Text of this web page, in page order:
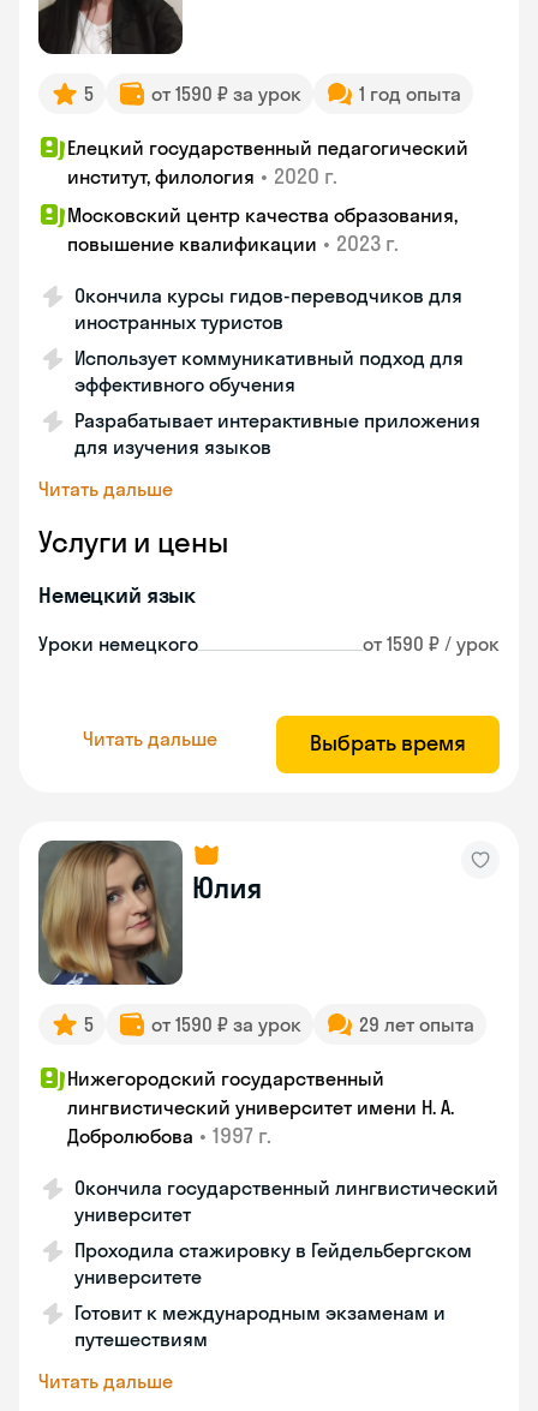
5 от 1590 ₽ за урок 1 год опыта
Елецкий государственный педагогический
институт, филология • 2020 г.
Московский центр качества образования,
повышение квалификации • 2023 г.
Окончила курсы гидов-переводчиков для
иностранных туристов
Использует коммуникативный подход для
эффективного обучения
Разрабатывает интерактивные приложения
для изучения языков
Читать дальше
Услуги и цены
Немецкий язык
Уроки немецкого от 1590 ₽ / урок
Читать дальше Выбрать время
Юлия
5 от 1590 ₽ за урок 29 лет опыта
Нижегородский государственный
лингвистический университет имени Н. А.
Добролюбова • 1997 г.
Окончила государственный лингвистический
университет
Проходила стажировку в Гейдельбергском
университете
Готовит к международным экзаменам и
путешествиям
Читать дальше